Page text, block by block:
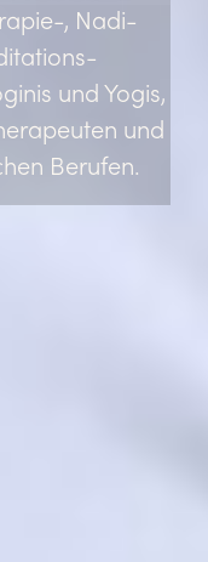
, Nadi-
und Yogis,
und
Berufen.